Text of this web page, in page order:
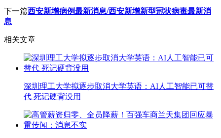
下一篇西安新增病例最新消息/西安新增新型冠状病毒最新消
息
相关文章
深圳理工大学拟逐步取消大学英语：AI人工智能已可替
代 死记硬背没用